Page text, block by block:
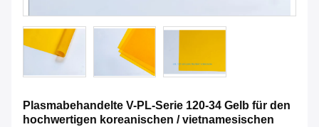
Plasmabehandelte V-PL-Serie 120-34 Gelb für den
hochwertigen koreanischen / vietnamesischen